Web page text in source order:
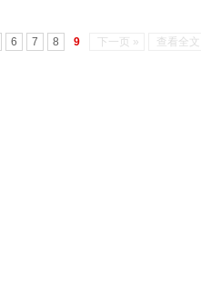
6 7 8 9 下一页 » 查看全